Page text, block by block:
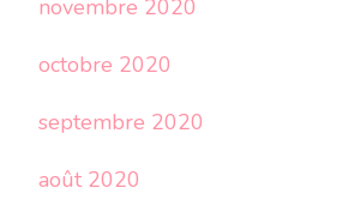
novembre 2020
octobre 2020
septembre 2020
août 2020